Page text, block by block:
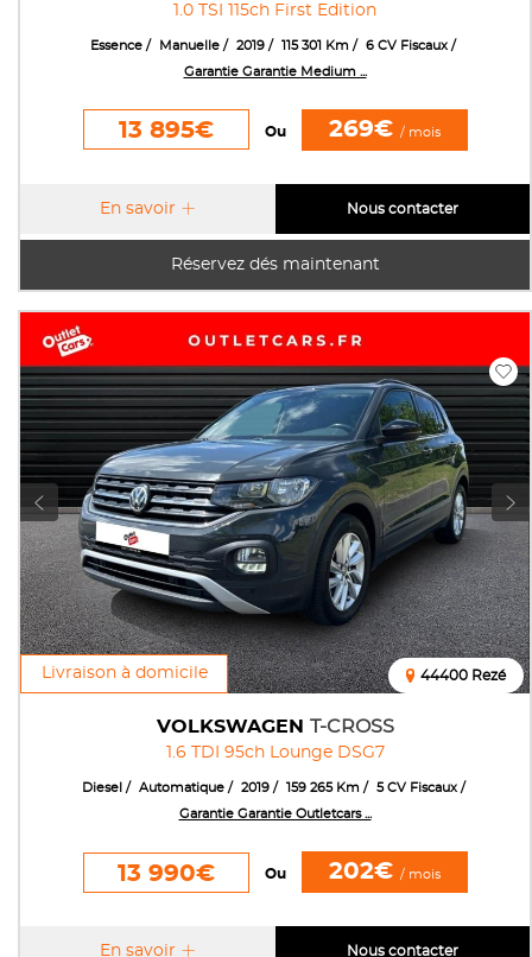
1.0 TSI 115ch First Edition
Essence Manuelle 2019 115 301 Km
6 CV Fiscaux
Garantie Garantie Medium ...
13 895€ Ou 269€ / mois
Réservez dés maintenant
En savoir Nous contacter
Livraison à domicile
VOLKSWAGEN T-CROSS
1.6 TDI 95ch Lounge DSG7
44400 Rezé
Diesel Automatique 2019 159 265 Km
5 CV Fiscaux
Garantie Garantie Outletcars ...
13 990€ Ou 202€ / mois
En savoir Nous contacter